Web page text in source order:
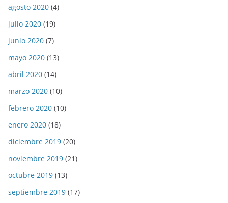
agosto 2020 (4)
julio 2020 (19)
junio 2020 (7)
mayo 2020 (13)
abril 2020 (14)
marzo 2020 (10)
febrero 2020 (10)
enero 2020 (18)
diciembre 2019 (20)
noviembre 2019 (21)
octubre 2019 (13)
septiembre 2019 (17)